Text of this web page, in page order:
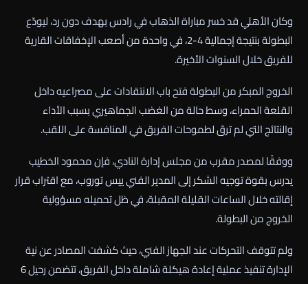
وكان الأهلي قد خسر مباراة الذهاب في رادس بهدف دون رد، ليودّع
البطولة بنتيجة إجمالية 4-2، في واحدة من أصعب الإخفاقات القارية
للفريق خلال السنوات الأخيرة.
الخروج المبكر من البطولة فتح باب الانتقادات على مصراعيه داخل
القلعة الحمراء، وسط حالة من الغضب الجماهيري بسبب الأداء
والنتائج التي لم ترقَ لطموحات الفريق في المنافسة على اللقب.
ووفقًا لمصدر مقرب من مجلس إدارة النادي، فإن محمود الخطيب
يدرس بقوة توجيه الشكر إلى المدير الفني ييس توروب، مع اقتراب قرار
إقالته خلال الساعات القليلة المقبلة، في ظل تحميله مسؤولية
الخروج من البطولة.
ولم تتوقف التحركات عند الجهاز الفني، حيث كشفت المصادر عن نية
الإدارة تنفيذ عملية إعادة هيكلة شاملة داخل الفريق، تتضمن رحيل 6